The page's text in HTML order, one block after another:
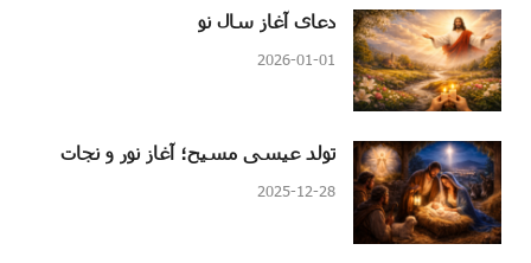
دعای آغاز سال نو
2026-01-01
تولد عیسی مسیح؛ آغاز نور و نجات
2025-12-28